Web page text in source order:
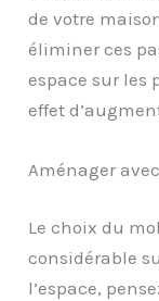
de votre
éliminer ces
espace sur les
effet
Aménager
Le choix du
considérable
l’espace,